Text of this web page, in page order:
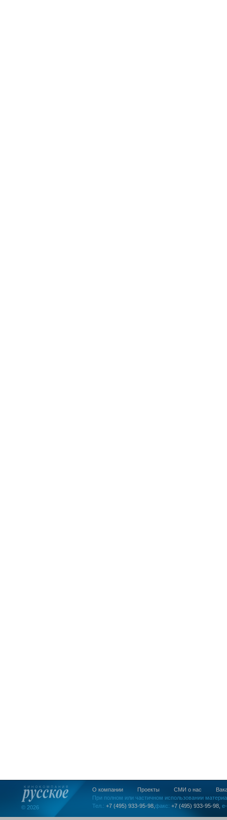
© 2026
О компании Проекты СМИ о нас
При полном или частичном использовании
Тел.: +7 (495) 933-95-98, факс: +7 (495) 933-95-98,